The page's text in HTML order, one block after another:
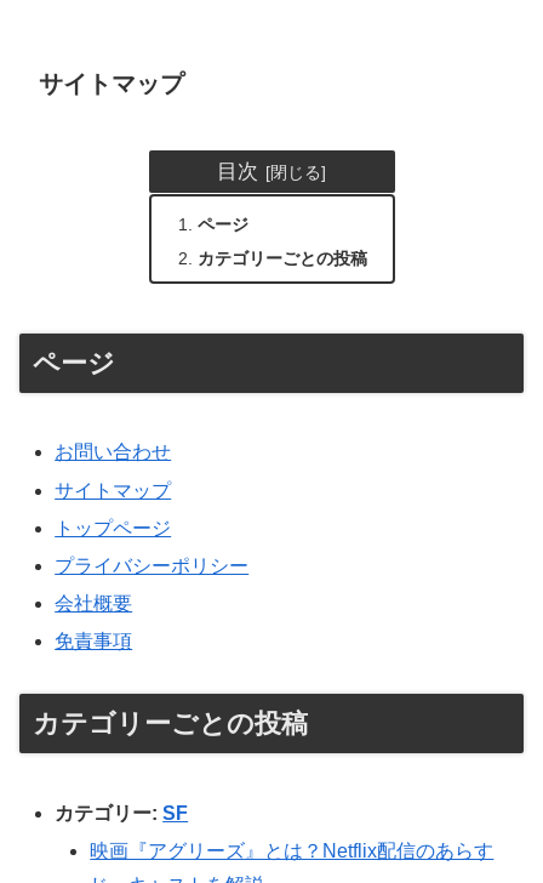
サイトマップ
目次
ページ
カテゴリーごとの投稿
ページ
お問い合わせ
サイトマップ
トップページ
プライバシーポリシー
会社概要
免責事項
カテゴリーごとの投稿
カテゴリー:SF
映画『アグリーズ』とは？Netflix配信のあらす